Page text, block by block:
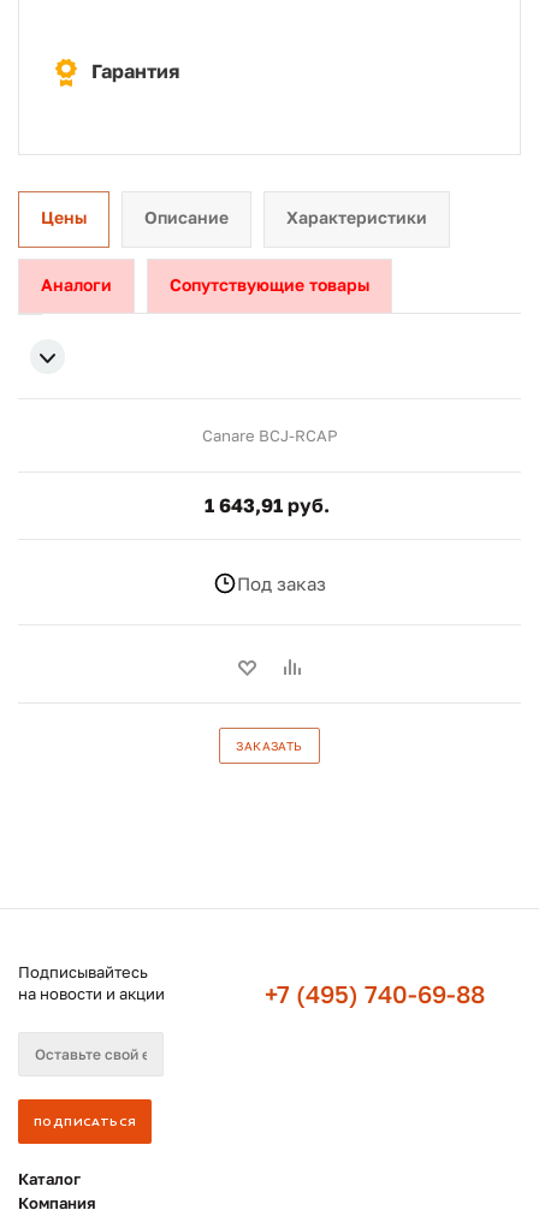
Гарантия
Цены Описание Характеристики
Аналоги Сопутствующие товары
Canare BCJ-RCAP
1 643,91 руб.
Под заказ
ЗАКАЗАТЬ
Подписывайтесь
на новости и акции
+7 (495) 740-69-88
Каталог
Компания